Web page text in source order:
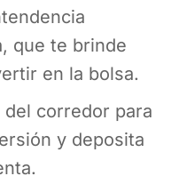
que te brinde
en la bolsa.
corredor para
y deposita